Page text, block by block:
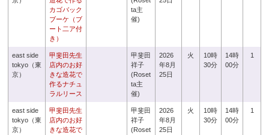
カゴバック
ブーケ（ブ
ート二ア付
き）
ta主
催)
east side
tokyo（東
京）
甲斐田先生
店内のお好
きな造花で
作るナチュ
ラルリース
甲斐田
祥子
(Roset
ta主
催)
2026
年8月
25日
火
10時
30分
14時
00分
1
east side
tokyo（東
京）
甲斐田先生
店内のお好
きな造花で
甲斐田
祥子
(Roset
2026
年8月
25日
火
10時
30分
14時
00分
1